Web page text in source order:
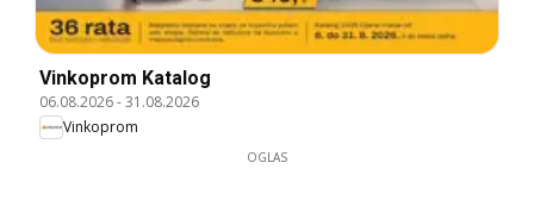
Vinkoprom Katalog
06.08.2026-31.08.2026
Vinkoprom
OGLAS